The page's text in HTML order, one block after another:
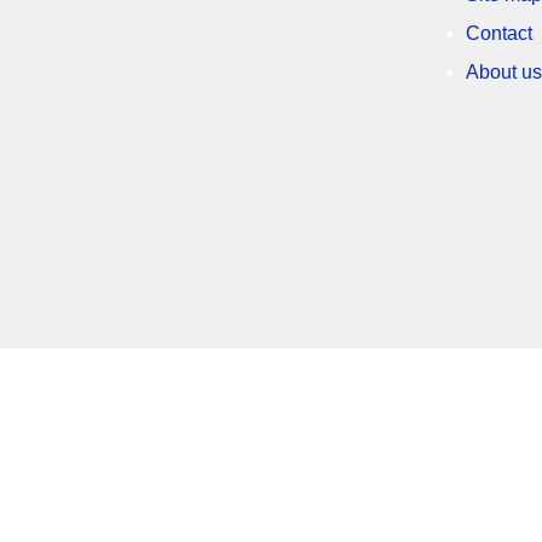
Contact
About us